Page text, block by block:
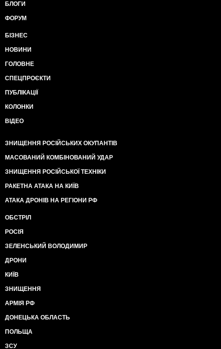
БЛОГИ
ФОРУМ
БІЗНЕС
НОВИНИ
ГОЛОВНЕ
СПЕЦПРОЄКТИ
ПУБЛІКАЦІЇ
КОЛОНКИ
ВІДЕО
ЗНИЩЕННЯ РОСІЙСЬКИХ ОКУПАНТІВ
МАСОВАНИЙ КОМБІНОВАНИЙ УДАР
ЗНИЩЕННЯ РОСІЙСЬКОЇ ТЕХНІКИ
РАКЕТНА АТАКА НА КИЇВ
АТАКА ДРОНІВ НА РЕГІОНИ РФ
ОБСТРІЛ
РОСІЯ
ЗЕЛЕНСЬКИЙ ВОЛОДИМИР
ДРОНИ
КИЇВ
ЗНИЩЕННЯ
АРМІЯ РФ
ДОНЕЦЬКА ОБЛАСТЬ
ПОЛЬЩА
ЗСУ